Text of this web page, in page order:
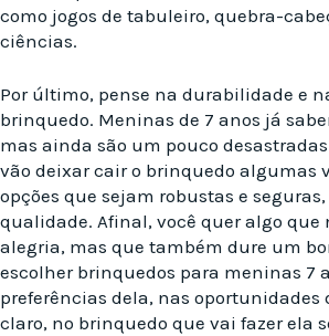
como jogos de tabuleiro, quebra-
ciências.
Por último, pense na durabilidade e
brinquedo. Meninas de 7 anos já
mas ainda são um pouco
vão deixar cair o brinquedo algumas
opções que sejam robustas e
qualidade. Afinal, você quer algo que
alegria, mas que também dure um
escolher brinquedos para meninas 7
preferências dela, nas oportunidades
claro, no brinquedo que vai fazer ela